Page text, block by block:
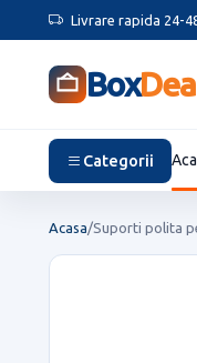
Livrare rapida 24-
Box
Categorii
Acasa/Suporti polita